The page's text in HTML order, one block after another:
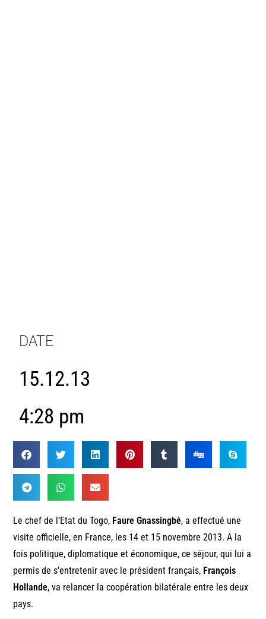
DATE
15.12.13
4:28 pm
Le chef de l’Etat du Togo, Faure Gnassingbé, a effectué une
visite officielle, en France, les 14 et 15 novembre 2013. A la
fois politique, diplomatique et économique, ce séjour, qui lui a
permis de s’entretenir avec le président français, François
Hollande, va relancer la coopération bilatérale entre les deux
pays.